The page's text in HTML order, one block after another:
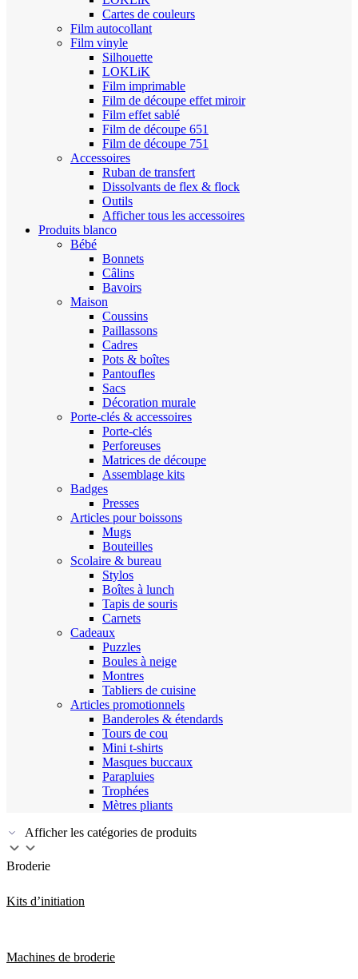
Cartes de couleurs
Film autocollant
Film vinyle
Silhouette
LOKLiK
Film imprimable
Film de découpe effet miroir
Film effet sablé
Film de découpe 651
Film de découpe 751
Accessoires
Ruban de transfert
Dissolvants de flex & flock
Outils
Afficher tous les accessoires
Produits blanco
Bébé
Bonnets
Câlins
Bavoirs
Maison
Coussins
Paillassons
Cadres
Pots & boîtes
Pantoufles
Sacs
Décoration murale
Porte-clés & accessoires
Porte-clés
Perforeuses
Matrices de découpe
Assemblage kits
Badges
Presses
Articles pour boissons
Mugs
Bouteilles
Scolaire & bureau
Stylos
Boîtes à lunch
Tapis de souris
Carnets
Cadeaux
Puzzles
Boules à neige
Montres
Tabliers de cuisine
Articles promotionnels
Banderoles & étendards
Tours de cou
Mini t-shirts
Masques buccaux
Parapluies
Trophées
Mètres pliants
Afficher les catégories de produits
Broderie
Kits d’initiation
Machines de broderie